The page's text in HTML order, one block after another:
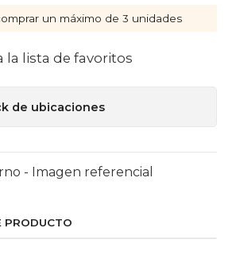
un máximo de 3 unidades
la lista de favoritos
de ubicaciones
- Imagen referencial
PRODUCTO